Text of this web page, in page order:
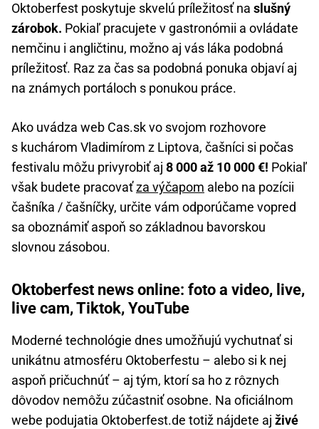
Oktoberfest poskytuje skvelú príležitosť na slušný
zárobok. Pokiaľ pracujete v gastronómii a ovládate
nemčinu i angličtinu, možno aj vás láka podobná
príležitosť. Raz za čas sa podobná ponuka objaví aj
na známych portáloch s ponukou práce.
Ako uvádza web Cas.sk vo svojom rozhovore
s kuchárom Vladimírom z Liptova, čašníci si počas
festivalu môžu privyrobiť aj 8 000 až 10 000 €! Pokiaľ
však budete pracovaťza výčapom alebo na pozícii
čašníka / čašníčky, určite vám odporúčame vopred
sa oboznámiť aspoň so základnou bavorskou
slovnou zásobou.
Oktoberfest news online: foto a video, live,
live cam, Tiktok, YouTube
Moderné technológie dnes umožňujú vychutnať si
unikátnu atmosféru Oktoberfestu – alebo si k nej
aspoň pričuchnúť – aj tým, ktorí sa ho z rôznych
dôvodov nemôžu zúčastniť osobne. Na oficiálnom
webe podujatia Oktoberfest.de totiž nájdete aj živé